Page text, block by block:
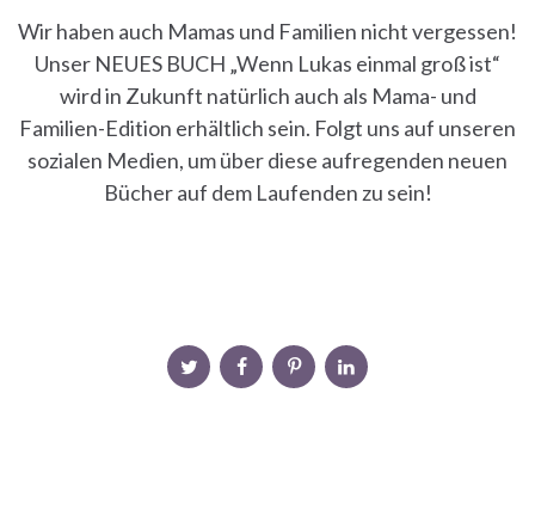
Wir haben auch Mamas und Familien nicht vergessen!
Unser NEUES BUCH „Wenn Lukas einmal groß ist“
wird in Zukunft natürlich auch als Mama- und
Familien-Edition erhältlich sein. Folgt uns auf unseren
sozialen Medien, um über diese aufregenden neuen
Bücher auf dem Laufenden zu sein!